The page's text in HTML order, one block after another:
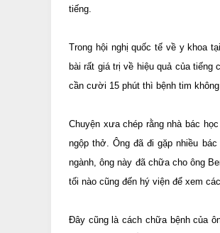
tiếng.
Trong hội nghị quốc tế về y khoa
bài rất giá trị về hiệu quả của
cần cười 15 phút thì bệnh tim
Chuyện xưa chép rằng nhà bác
ngộp thở. Ông đã đi gặp nhiều
ngành, ông này đã chữa cho ông
tối nào cũng đến hý viện để xem
Đây cũng là cách chữa bệnh của